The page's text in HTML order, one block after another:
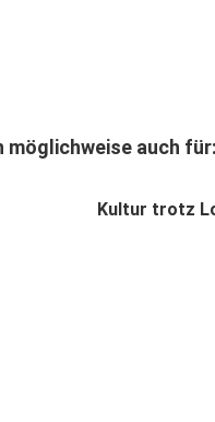
möglichweise auch für:
Kultur trotz